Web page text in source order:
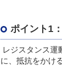
ポイント1
レジスタンス運
に、抵抗をかけ